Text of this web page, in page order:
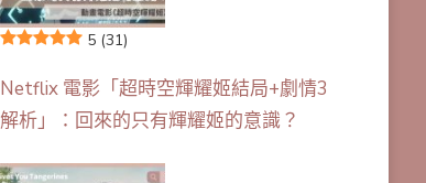
5 (31)
Netflix 電影「超時空輝耀姬結局+劇情3
解析」：回來的只有輝耀姬的意識？